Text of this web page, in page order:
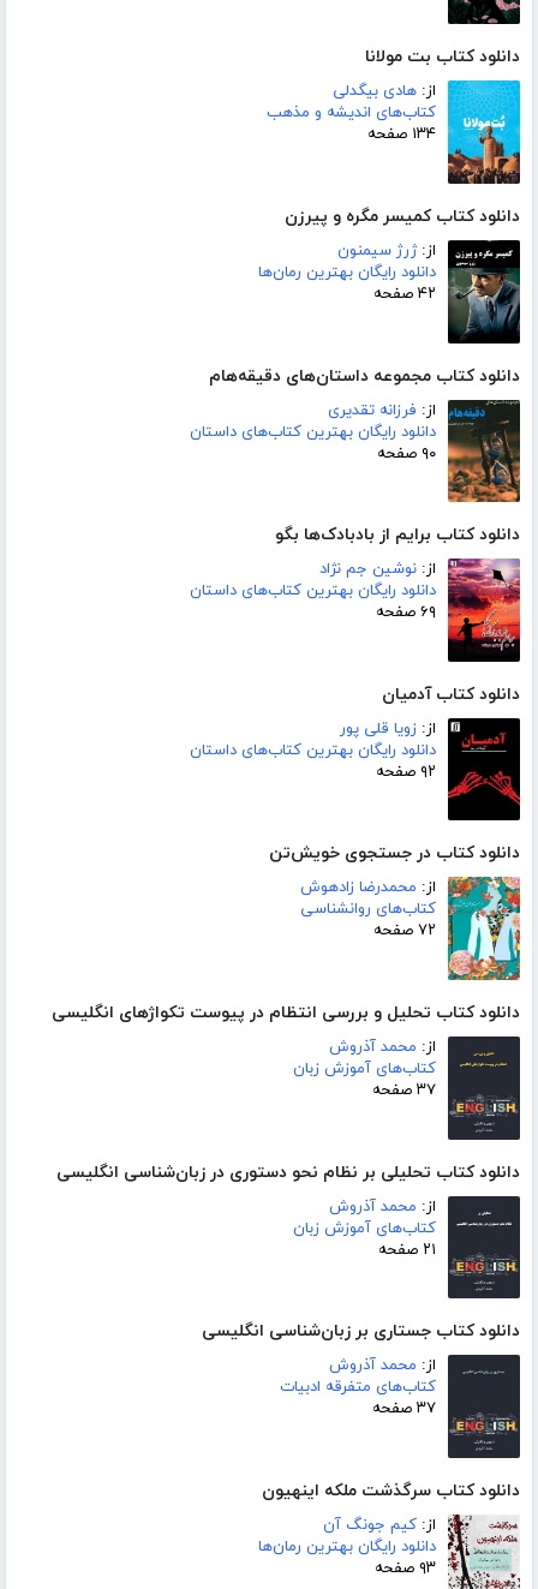
دانلود کتاب بت مولانا
از: هادی بیگدلی
کتاب‌های اندیشه و مذهب
۱۳۴ صفحه
دانلود کتاب کمیسر مگره و پیرزن
از:ژرژ سیمنون
دانلود رایگان بهترین رمان‌ها
۴۲ صفحه
دانلود کتاب مجموعه داستان‌های دقیقه‌هام
از: فرزانه تقدیری
دانلود رایگان بهترین کتاب‌های داستان
۹۰ صفحه
دانلود کتاب برایم از بادبادک‌ها بگو
از: نوشین جم نژاد
دانلود رایگان بهترین کتاب‌های داستان
۶۹ صفحه
دانلود کتاب آدمیان
از: زویا قلی پور
دانلود رایگان بهترین کتاب‌های داستان
۹۲ صفحه
دانلود کتاب در جستجوی خویش‌تن
از: محمدرضا زادهوش
کتاب‌های روانشناسی
۷۲ صفحه
دانلود کتاب تحلیل و بررسی انتظام در پیوست تکواژهای انگلیسی
از: محمد آذروش
کتاب‌های آموزش زبان
۳۷ صفحه
دانلود کتاب تحلیلی بر نظام نحو دستوری در زبان‌شناسی انگلیسی
از: محمد آذروش
کتاب‌های آموزش زبان
۲۱ صفحه
دانلود کتاب جستاری بر زبان‌شناسی انگلیسی
از: محمد آذروش
کتاب‌های متفرقه ادبیات
۳۷ صفحه
دانلود کتاب سرگذشت ملکه اینهیون
از: کیم جونگ آن
دانلود رایگان بهترین رمان‌ها
۹۳ صفحه